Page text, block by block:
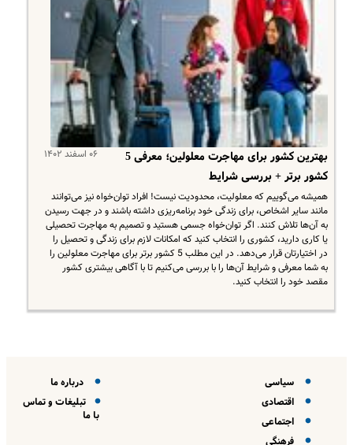
۰۶ اسفند ۱۴۰۲
بهترین کشور برای مهاجرت معلولین؛ معرفی 5
کشور برتر + بررسی شرایط
همیشه می‌گوییم که معلولیت، محدودیت نیست! افراد توان‌خواه نیز می‌توانند
مانند سایر اشخاص، برای زندگی خود برنامه‌ریزی داشته باشند و در جهت رسیدن
به آن‌ها تلاش کنند. اگر توان‌خواه جسمی هستید و تصمیم به مهاجرت تحصیلی
یا کاری دارید، کشوری را انتخاب کنید که امکانات لازم برای زندگی و تحصیل را
در اختیارتان قرار می‌دهد. در این مطلب 5 کشور برتر برای مهاجرت معلولین را
به شما معرفی و شرایط آن‌ها را با بررسی می‌کنیم تا با آگاهی بیشتری کشور
مقصد خود را انتخاب کنید.
سیاسی
اقتصادی
اجتماعی
فرهنگی
درباره ما
تبلیغات و تماس
با ما